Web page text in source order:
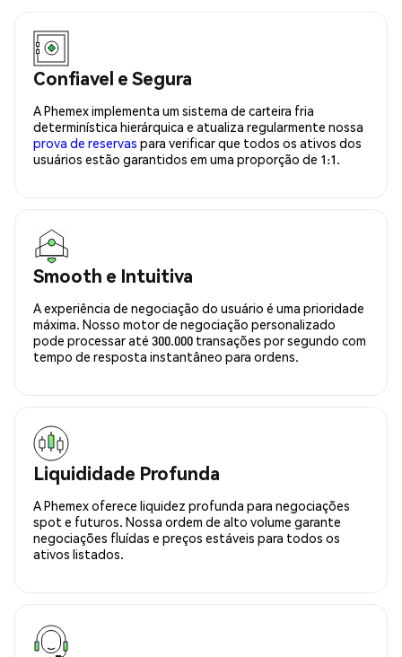
Confiavel e Segura
A Phemex implementa um sistema de carteira fria
determinística hierárquica e atualiza regularmente nossa
prova de reservas para verificar que todos os ativos dos
usuários estão garantidos em uma proporção de 1:1.
Smooth e Intuitiva
A experiência de negociação do usuário é uma prioridade
máxima. Nosso motor de negociação personalizado
pode processar até 300.000 transações por segundo com
tempo de resposta instantâneo para ordens.
Liquididade Profunda
A Phemex oferece liquidez profunda para negociações
spot e futuros. Nossa ordem de alto volume garante
negociações fluídas e preços estáveis para todos os
ativos listados.